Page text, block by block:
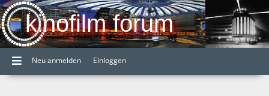
kinofilm forum
Neu anmelden Einloggen